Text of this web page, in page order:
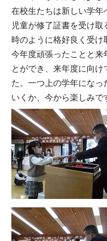
在校生たちは新しい学年
児童が修了証書を受け
時のように格好良く受け
今年度頑張ったことと来
とができ、来年度に向
た。一つ上の学年にな
いくか、今から楽しみで